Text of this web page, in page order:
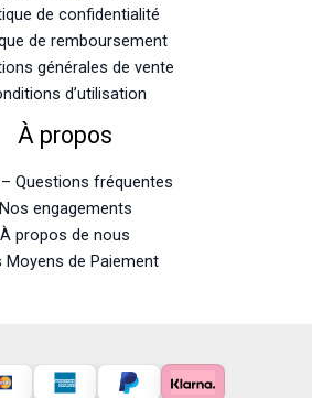
de confidentialité
de remboursement
générales de vente
d’utilisation
À propos
– Questions fréquentes
Nos engagements
À propos de nous
Moyens de Paiement